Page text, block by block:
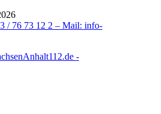
/ 76 73 12 2 – Mail: info-
-